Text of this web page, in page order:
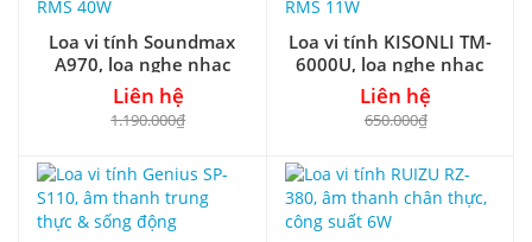
Loa vi tính Soundmax
A970, loa nghe nhạc
2.1, RMS 40W
Liên hệ
1.190.000₫
Loa vi tính KISONLI TM-
6000U, loa nghe nhạc
2.1, RMS 11W
Liên hệ
650.000₫